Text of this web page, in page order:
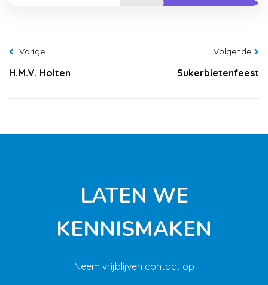
Vorige
H.M.V. Holten
Volgende
Sukerbietenfeest
LATEN WE
KENNISMAKEN
Neem vrijblijven contact op